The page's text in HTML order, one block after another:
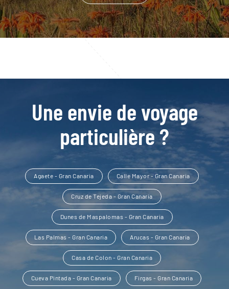
Une envie de voyage
particulière ?
Agaete - Gran Canaria Calle Mayor - Gran Canaria
Cruz de Tejeda - Gran Canaria
Dunes de Maspalomas - Gran Canaria
Las Palmas - Gran Canaria Arucas - Gran Canaria
Casa de Colon - Gran Canaria
Cueva Pintada - Gran Canaria Firgas - Gran Canaria